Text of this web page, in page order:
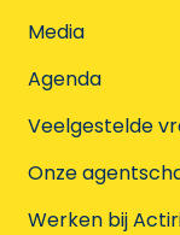
Media
Agenda
Veelgestelde
Onze
Werken bij